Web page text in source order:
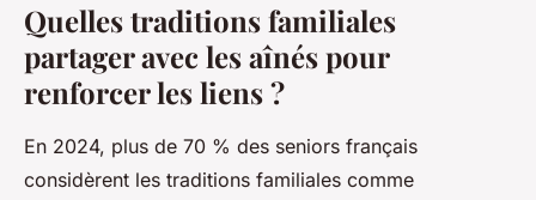
les aînés ?
Antoine•22 janvier 2026•7 min de lecture
Quelles traditions familiales
partager avec les aînés pour
renforcer les liens ?
En 2024, plus de 70 % des seniors français
considèrent les traditions familiales comme